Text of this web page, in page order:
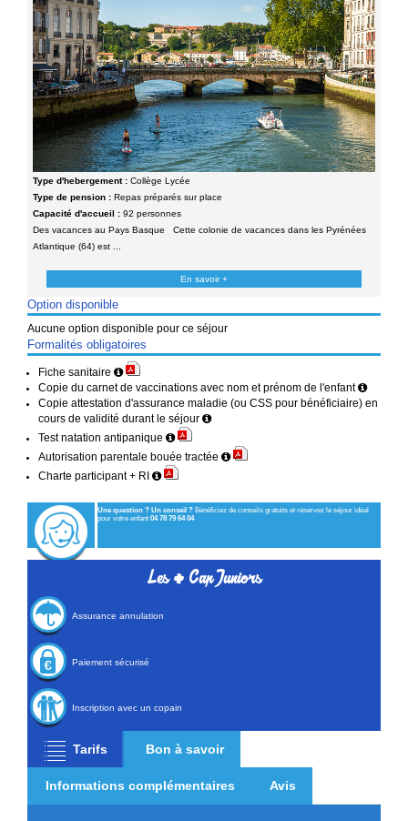
Type d'hebergement : Collège Lycée
Type de pension : Repas préparés sur place
Capacité d'accueil : 92 personnes
Des vacances au Pays Basque Cette colonie de vacances dans les Pyrénées
Atlantique (64) est ...
En savoir +
Option disponible
Aucune option disponible pour ce séjour
Formalités obligatoires
Fiche sanitaire
Copie du carnet de vaccinations avec nom et prénom de l'enfant
Copie attestation d'assurance maladie (ou CSS pour bénéficiaire) en
cours de validité durant le séjour
Test natation antipanique
Autorisation parentale bouée tractée
Charte participant + RI
Une question ? Un conseil ? Bénéficiez de conseils gratuits et réservez le séjour idéal
pour votre enfant 04 78 79 64 04
Les+Cap Juniors
Assurance annulation
Paiement sécurisé
Inscription avec un copain
Tarifs Bon à savoir
Informations complémentaires Avis